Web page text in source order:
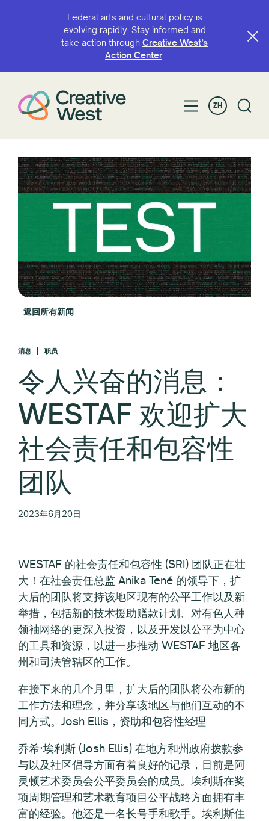
Federal arts and cultural policy is
evolving rapidly. Stay informed and
take action through Creative West’s
Action Center.
ZH
返回所有新闻
消息 职员
令人兴奋的消息：
WESTAF 欢迎扩大
社会责任和包容性
团队
2023年6月20日
WESTAF 的社会责任和包容性 (SRI) 团队正在壮
大！在社会责任总监 Anika Tené 的领导下，扩
大后的团队将支持该地区现有的公平工作以及新
举措，包括新的技术援助赠款计划、对有色人种
领袖网络的更深入投资，以及开发以公平为中心
的工具和资源，以进一步推动 WESTAF 地区各
州和司法管辖区的工作。
在接下来的几个月里，扩大后的团队将公布新的
工作方法和理念，并分享该地区与他们互动的不
同方式。Josh Ellis，资助和包容性经理
乔希·埃利斯 (Josh Ellis) 在地方和州政府拨款参
与以及社区倡导方面有着良好的记录，目前是阿
灵顿艺术委员会公平委员会的成员。埃利斯在奖
项周期管理和艺术教育项目公平战略方面拥有丰
富的经验。他还是一名长号手和歌手。埃利斯住